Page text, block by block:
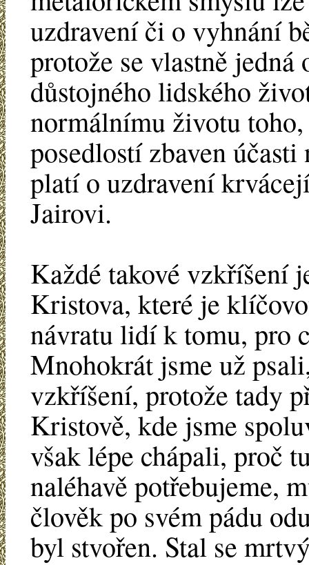
uzdravení či o vyhnání
protože se vlastně
důstojného lidského
normálnímu životu
posedlostí zbaven
platí o uzdravení
Jairovi.
Každé takové vzkříšení
Kristova, které je
návratu lidí k tomu, pro
Mnohokrát jsme už
vzkříšení, protože tady
Kristově, kde jsme
však lépe chápali, proč
naléhavě potřebujeme,
člověk po svém pádu
byl stvořen. Stal se